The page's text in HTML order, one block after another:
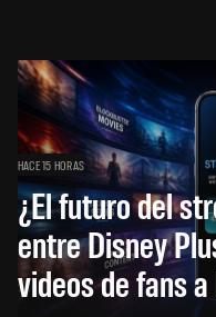
HACE 15 HORAS
¿El futuro del
entre Disney
videos de fans